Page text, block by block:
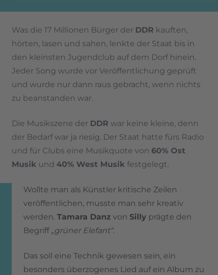
Was die 17 Millionen Bürger der DDR kauften,
hörten, lasen und sahen, lenkte der Staat bis in
den kleinsten Jugendclub auf dem Dorf hinein.
Jeder Song wurde vor Veröffentlichung geprüft
und wurde nur dann raus gebracht, wenn nichts
zu beanstanden war.
Die Musikszene der DDR war keine kleine, denn
der Bedarf war ja riesig. Der Staat hatte fürs Radio
und für Clubs eine Musikquote von 60% Ost
Musik und 40% West Musik festgelegt.
Wollte man als Künstler kritische Zeilen
veröffentlichen, musste man sehr kreativ
werden. Tamara Danz von Silly prägte den
Begriff „grüner Elefant“.
Das soll eine Technik gewesen sein, ein
besonders überzogenes Lied auf ein Album zu